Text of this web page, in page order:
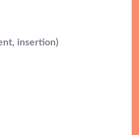
insertion)